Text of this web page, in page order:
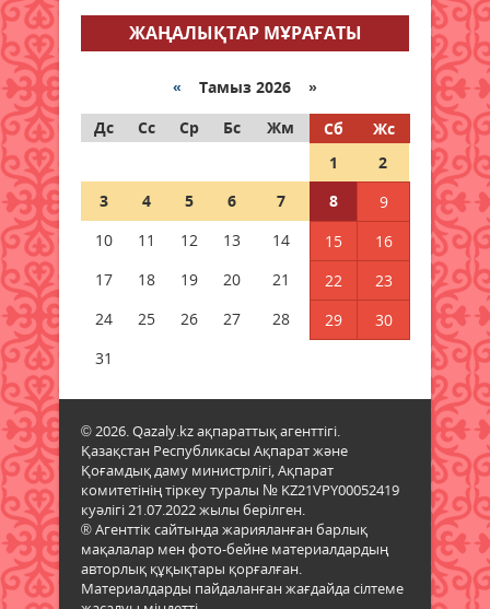
орман өрті тіркелді
08 тамыз 2026 ж. 66
Ғалымдар отбасында нешінші
болып туғаныңыз өміріңізге
қалай әсер ететінін айтты
08 тамыз 2026 ж.
1 қыркүйектен бастап жаңа
шектеу: Қазақстанға қандай
көліктерді әкелуге тыйым
салынады?
Гранттан қағылған
талапкерлерге тағы бір
мүмкіндік: 4 мыңнан астам грант
бар
08 тамыз 2026 ж. 58
Азаматтық белсенділік – ел
болашағының кепілі
ЖАҢАЛЫҚТАР МҰРАҒАТЫ
« Тамыз 2026 »
Дс
Сс Ср Бс Жм Сб
Жс
1
2
3
4 5 6 7 8
9
10
11 12 13 14 15
16
17
18 19 20 21 22
23
24
25 26 27 28 29
30
31
© 2026. Qazaly.kz ақпараттық агенттігі.
Қазақстан Республикасы Ақпарат және
Қоғамдық даму министрлігі, Ақпарат
комитетінің тіркеу туралы № KZ21VPY00052419
куәлігі 21.07.2022 жылы берілген.
® Агенттік сайтында жарияланған барлық
мақалалар мен фото-бейне материалдардың
авторлық құқықтары қорғалған.
Материалдарды пайдаланған жағдайда сілтеме